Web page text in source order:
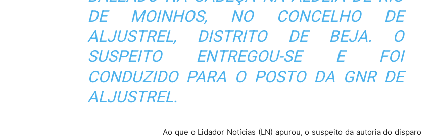
DE MOINHOS, NO CONCELHO DE
ALJUSTREL, DISTRITO DE BEJA. O
SUSPEITO ENTREGOU-SE E FOI
CONDUZIDO PARA O POSTO DA GNR DE
ALJUSTREL.
Ao que o Lidador Notícias (LN) apurou, o suspeito da autoria do disparo